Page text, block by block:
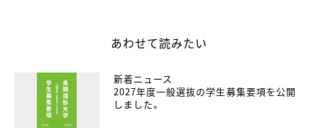
あわせて読みたい
新着ニュース
2027年度一般選抜の学生募集要項を公開
しました。